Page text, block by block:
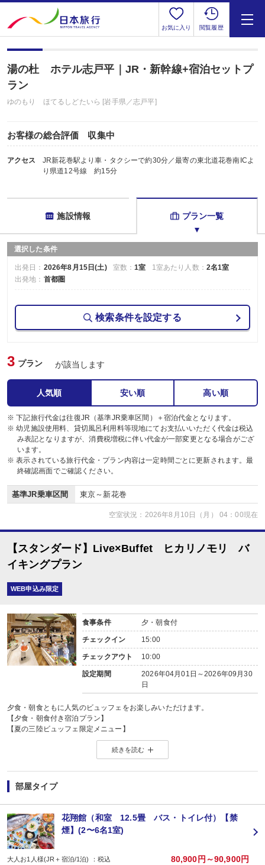
お気に入り 閲覧履歴
湯の杜 ホテル志戸平｜JR・新幹線+宿泊セットプ
ラン
ゆのもり ほてるしどたいら [岩手県／志戸平]
お客様の総合評価 収集中
アクセス
JR新花巻駅より車・タクシーで約30分／最寄の東北道花巻南ICよ
り県道12号線 約15分
施設情報 プラン一覧
選択した条件
出発日： 2026年8月15日(土) 室数：1室 1室あたり人数： 2名1室
出発地： 首都圏
検索条件を設定する
3 プラン が該当します
人気順 安い順 高い順
※ 下記旅行代金は往復JR（基準JR乗車区間）＋宿泊代金となります。
※ 幼児施設使用料、貸切風呂利用料等現地にてお支払いいただく代金は税込
み表記となりますが、消費税増税に伴い代金が一部変更となる場合がござ
います。
※ 表示されている旅行代金・プラン内容は一定時間ごとに更新されます。最
終確認画面でご確認ください。
基準JR乗車区間 東京～新花巻
空室状況：2026年8月10日（月） 04：00現在
【スタンダード】Live×Buffet ヒカリノモリ バ
イキングプラン
WEB申込み限定
食事条件 夕・朝食付
チェックイン 15:00
チェックアウト 10:00
設定期間
2026年04月01日～2026年09月30
日
夕食・朝食ともに人気のビュッフェをお楽しみいただけます。
【夕食・朝食付き宿泊プラン】
【夏の三陸ビュッフェ限定メニュー】
7/6（月）〜8/31（月）食べて、見て、楽しむ！夏の三陸ビュッフェ、はじまり
目の前で繰り広げられるマグロの解体ショーに、お寿司や揚げたてメニュー。
夏の太陽に負けないくらいの活気と、三陸の恵みをぎゅっと詰め込んだ今だけ
◆夕食のご案内
【会場】Live×Buffet「ヒカリノモリ」
オープンキッチンの出来立てのお料理やチョコフォンデュなどのデザートを含
時間限定で行われる解体ショーや実演ショー、キッズルームなど家族みんなで
【時間】17:30〜20:30（ラストオーダー20:15）
※夕食バイキング会場が混み合うお日にちは17:00 または 19:00から開始の2
二部制の場合、夕食開始時間を当方におまかせいただく場合がございます。
◆朝食のご案内
【会場】Live×Buffet「ヒカリノモリ」
続きを読む
部屋タイプ
花翔館（和室 12.5畳 バス・トイレ付）【禁
煙】(2〜6名1室)
大人お1人様(JR＋宿泊/1泊) ：税込 80,900円～90,900円